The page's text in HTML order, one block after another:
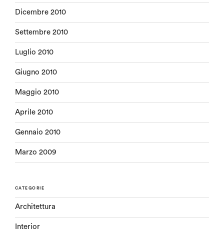
Dicembre 2010
Settembre 2010
Luglio 2010
Giugno 2010
Maggio 2010
Aprile 2010
Gennaio 2010
Marzo 2009
CATEGORIE
Architettura
Interior